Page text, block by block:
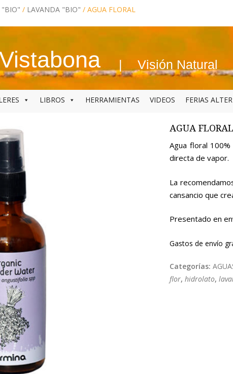
"BIO" / LAVANDA "BIO" / AGUA FLORAL
Visión Natural
LIBROS HERRAMIENTAS VIDEOS FERIAS
AGUA
Agua floral
directa de vapor.
La
cansancio que
Presentado en
Gastos de envío
Categorías:
flor, hidrolato,